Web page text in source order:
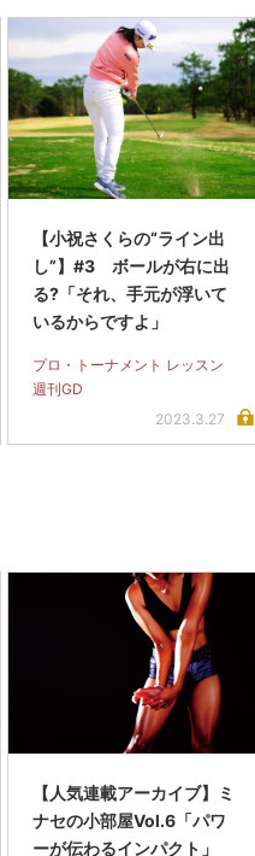
【小祝さくらの“ライン出
し”】#3 ボールが右に出
る?「それ、手元が浮いて
いるからですよ」
プロ・トーナメント レッスン
週刊GD
2023.3.27
【人気連載アーカイブ】ミ
ナセの小部屋Vol.6「パワ
ーが伝わるインパクト」